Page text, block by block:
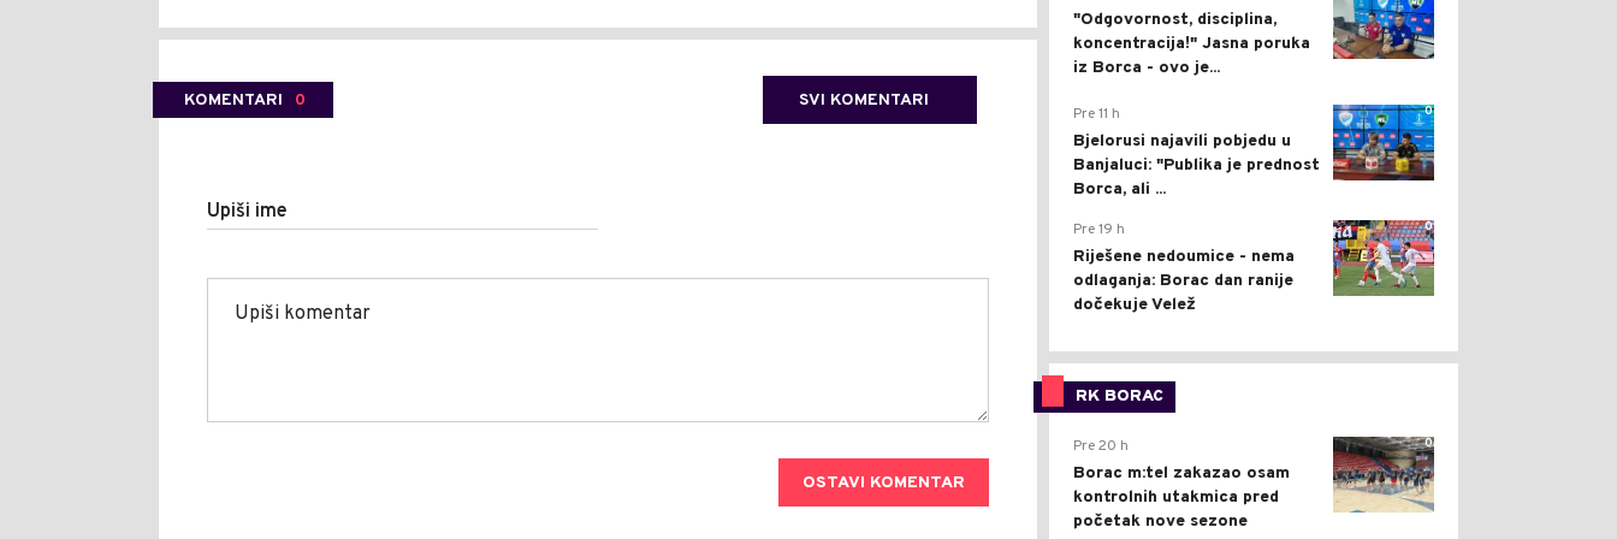
KOMENTARI 0 SVI KOMENTARI
Upiši ime
OSTAVI KOMENTAR
"Odgovornost, disciplina,
koncentracija!" Jasna poruka
iz Borca - ovo je...
0
Pre 11 h
Bjelorusi najavili pobjedu u
Banjaluci: "Publika je prednost
Borca, ali ...
0
Pre 19 h
Riješene nedoumice - nema
odlaganja: Borac dan ranije
dočekuje Velež
RK BORAC
0
Pre 20 h
Borac m:tel zakazao osam
kontrolnih utakmica pred
početak nove sezone